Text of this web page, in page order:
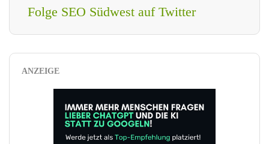
Folge SEO Südwest auf Twitter
ANZEIGE